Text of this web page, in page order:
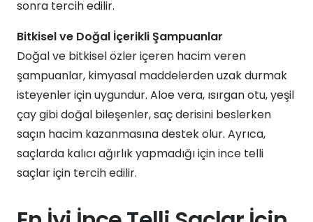
sonra tercih edilir.
Bitkisel ve Doğal İçerikli Şampuanlar
Doğal ve bitkisel özler içeren hacim veren
şampuanlar, kimyasal maddelerden uzak durmak
isteyenler için uygundur. Aloe vera, ısırgan otu, yeşil
çay gibi doğal bileşenler, saç derisini beslerken
saçın hacim kazanmasına destek olur. Ayrıca,
saçlarda kalıcı ağırlık yapmadığı için ince telli
saçlar için tercih edilir.